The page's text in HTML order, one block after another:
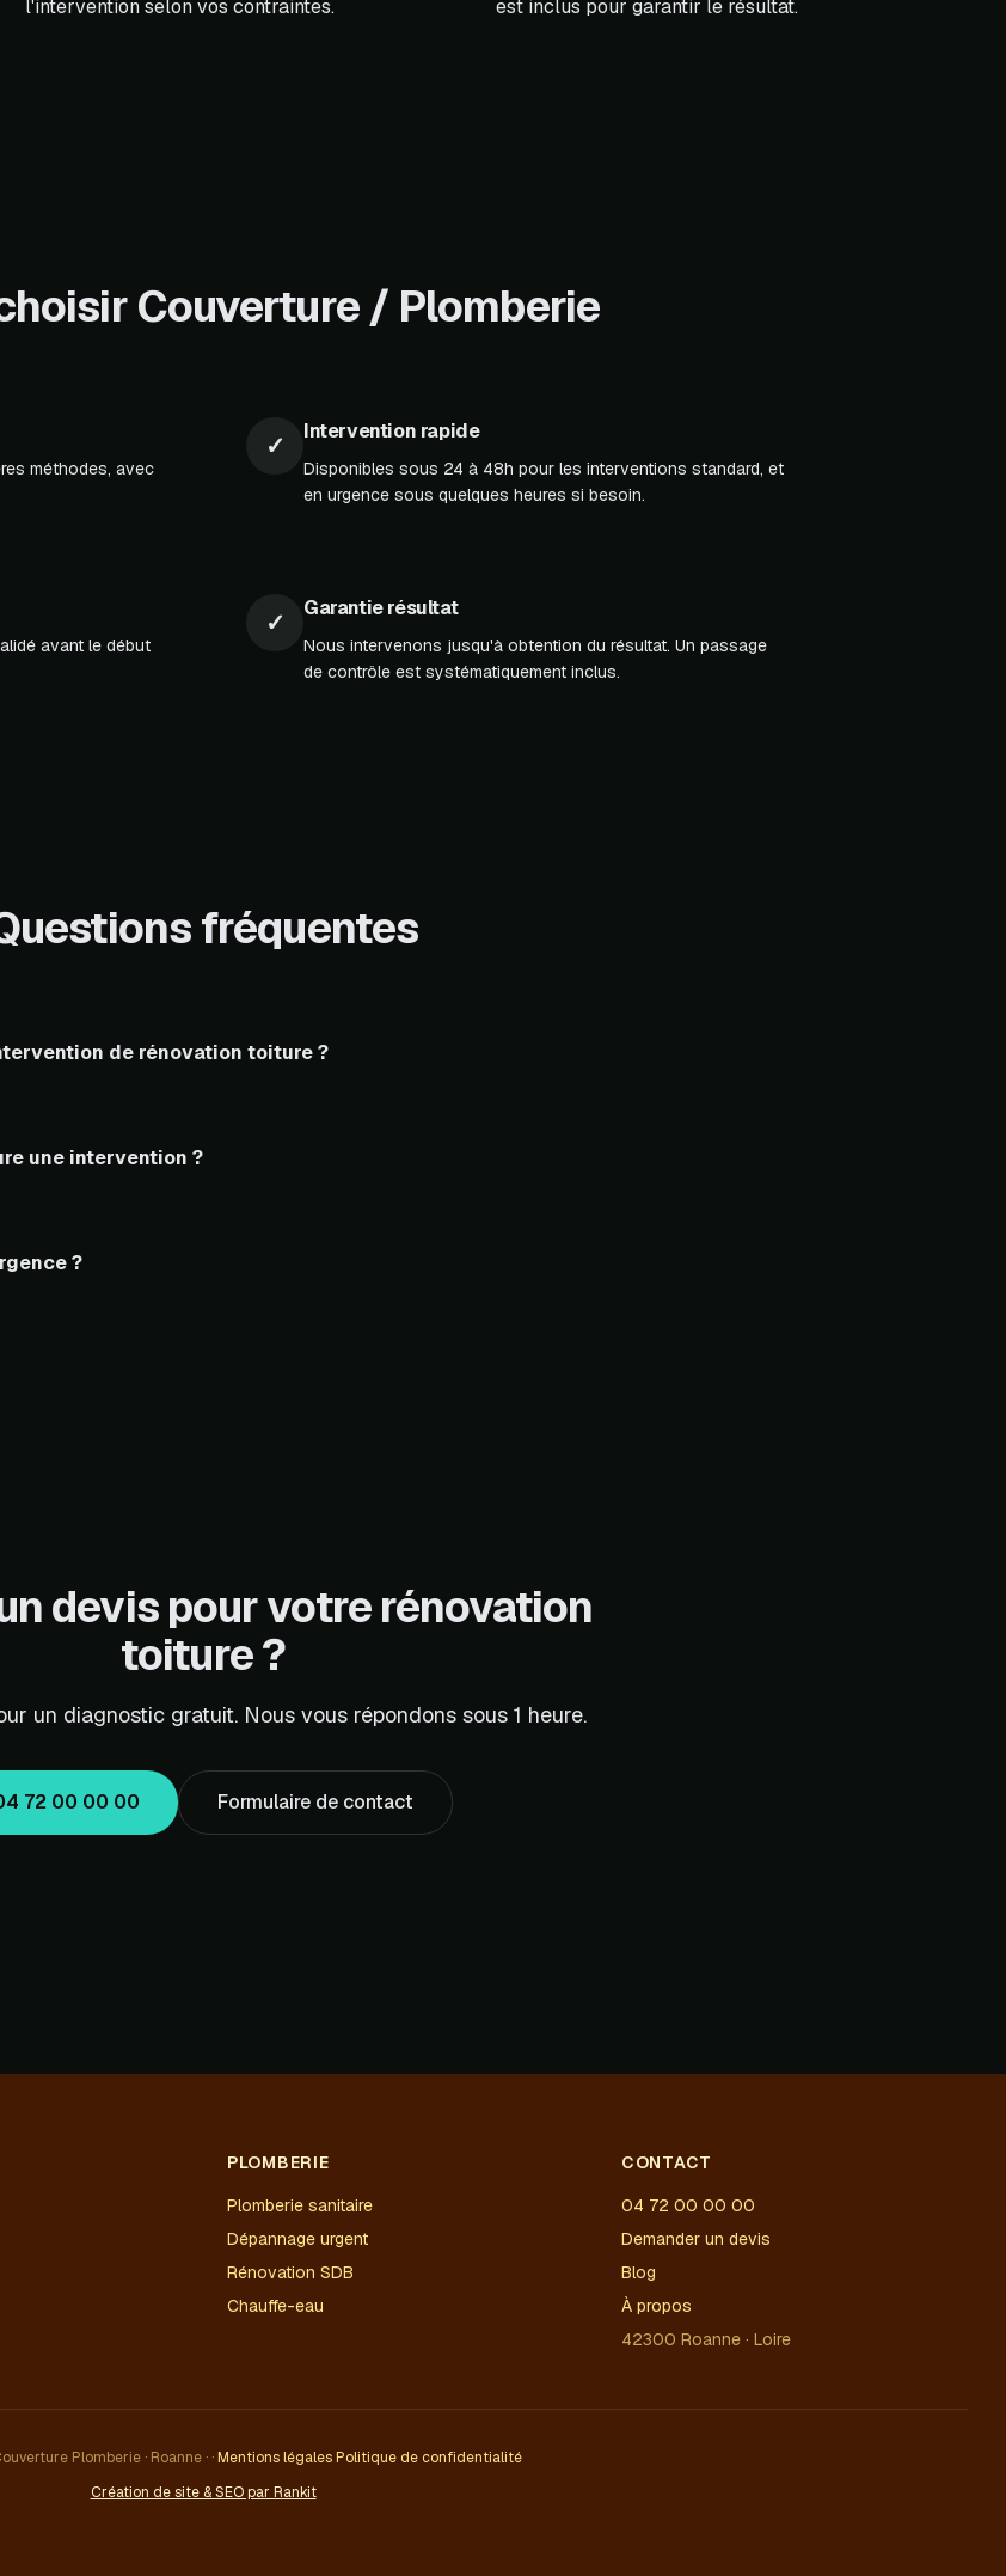
l'intervention selon vos contraintes.
est inclus pour garantir le résultat.
Couverture / Plomberie
méthodes, avec
✓ Intervention rapide
Disponibles sous 24 à 48h pour les interventions standard, et
en urgence sous quelques heures si besoin.
avant le début
✓ Garantie résultat
Nous intervenons jusqu'à obtention du résultat. Un passage
de contrôle est systématiquement inclus.
fréquentes
de rénovation toiture ?
une intervention ?
?
devis pour votre rénovation
toiture ?
un diagnostic gratuit. Nous vous répondons sous 1 heure.
72 00 00 00 Formulaire de contact
PLOMBERIE
Plomberie sanitaire
Dépannage urgent
Rénovation SDB
Chauffe-eau
CONTACT
04 72 00 00 00
Demander un devis
Blog
À propos
42300 Roanne · Loire
Plomberie · Roanne · ·Mentions légales Politique de confidentialité
Création de site & SEO par Rankit